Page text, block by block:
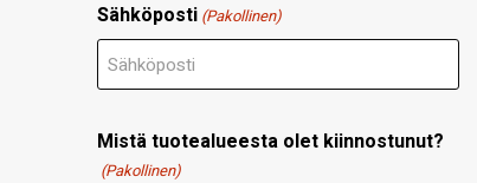
Sähköposti (Pakollinen)
Mistä tuotealueesta olet kiinnostunut?
(Pakollinen)